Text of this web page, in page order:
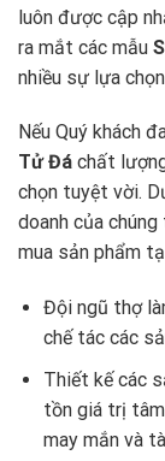
luôn được cập
ra mắt các mẫu
nhiều sự lựa
Nếu Quý khách
Tử Đá chất
chọn tuyệt vời.
doanh của
mua sản phẩm
Đội ngũ thợ
chế tác các
Thiết kế các
tồn giá trị tâm
may mắn và